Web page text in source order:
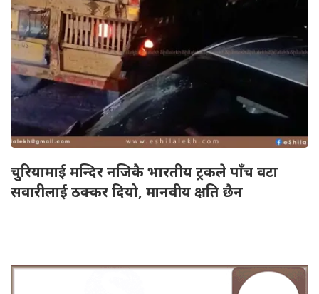
चुरियामाई मन्दिर नजिकै भारतीय ट्रकले पाँच वटा
सवारीलाई ठक्कर दियो, मानवीय क्षति छैन